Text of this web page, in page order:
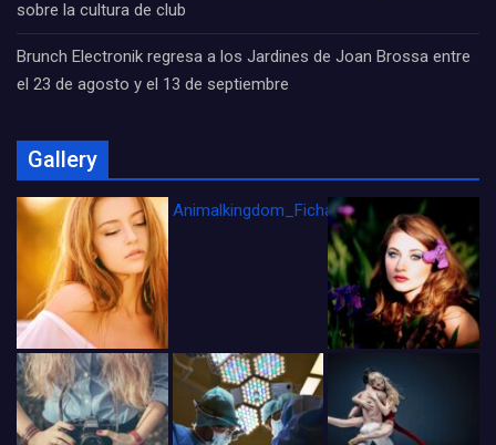
sobre la cultura de club
Brunch Electronik regresa a los Jardines de Joan Brossa entre
el 23 de agosto y el 13 de septiembre
Gallery
Animalkingdom_FichaCine